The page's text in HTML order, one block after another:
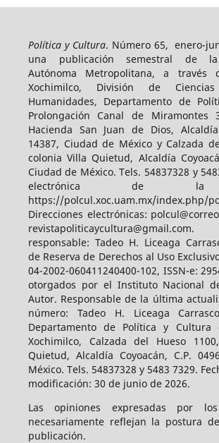
Política y Cultura. Número 65, enero-
una publicación semestral de la
Autónoma Metropolitana, a través
Xochimilco, División de
Humanidades, Departamento de
Prolongación Canal de Miramontes
Hacienda San Juan de Dios,
14387, Ciudad de México y Calzada
colonia Villa Quietud, Alcaldía
Ciudad de México. Tels. 54837328 y
electrónica de la
https://polcul.xoc.uam.mx/
Direcciones electrónicas:
responsable: Tadeo H. Liceaga
de Reserva de Derechos al Uso
04-2002-060411240400-102, ISSN-e:
otorgados por el Instituto Nacional
Autor. Responsable de la última
número: Tadeo H. Liceaga
Departamento de Política y
Xochimilco, Calzada del Hueso
Quietud, Alcaldía Coyoacán, C.P.
México. Tels. 54837328 y 5483 7329.
modificación: 30 de junio de 2026.
Las opiniones expresadas por
necesariamente reflejan la postura
publicación.